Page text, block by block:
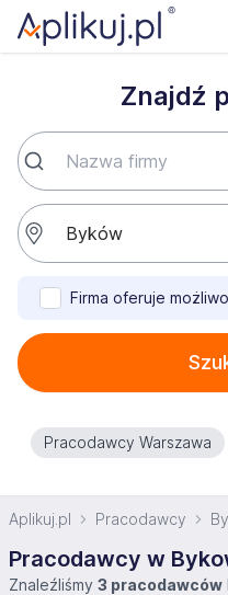
Znajdź
Firma oferuje
Pracodawcy Warszawa
Aplikuj.pl Pracodawcy
Pracodawcy w
Znaleźliśmy 3 pracodawców